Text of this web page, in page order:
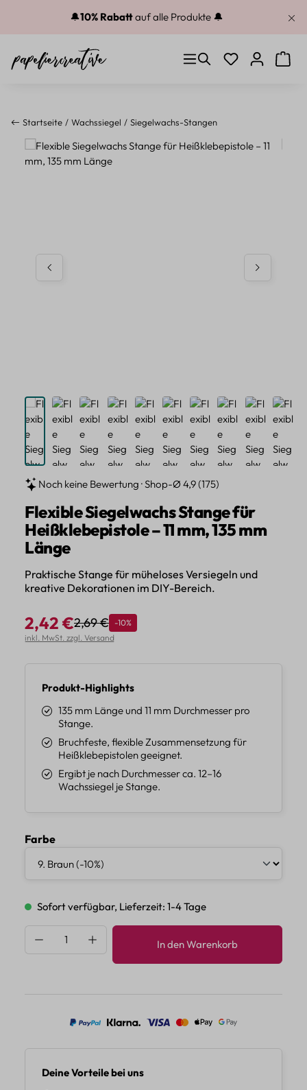
Zum Hauptinhalt springen
🔔10% Rabattauf alle Produkte 🔔
Du hast 0
Startseite Wachssiegel Siegelwachs-Stangen
Bildergalerie überspringen
Noch keine Bewertung · Shop-Ø 4,9 (175)
Flexible Siegelwachs Stange für
Heißklebepistole – 11 mm, 135 mm
Länge
Praktische Stange für müheloses Versiegeln und
kreative Dekorationen im DIY-Bereich.
Verkaufspreis:
2,42 €Regulärer Preis:
2,69 € Rabatt
-10%
inkl. MwSt. zzgl. Versand
Produkt-Highlights
135 mm Länge und 11 mm Durchmesser pro
Stange.
Bruchfeste, flexible Zusammensetzung für
Heißklebepistolen geeignet.
Ergibt je nach Durchmesser ca. 12–16
Wachssiegel je Stange.
Farbeauswählen
Sofort verfügbar, Lieferzeit: 1-4 Tage
Produkt Anzahl: Gib den gewünschten
In den Warenkorb
Deine Vorteile bei uns